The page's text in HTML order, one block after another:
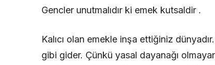
Gencler unutmalıdır ki emek kutsaldir .
Kalıcı olan emekle inşa ettiğiniz
gibi gider. Çünkü yasal dayanağı